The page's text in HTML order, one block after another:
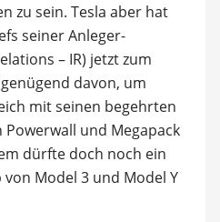
zu sein. Tesla aber hat
seiner Anleger-
– IR) jetzt zum
davon, um
mit seinen begehrten
und Megapack
dürfte doch noch ein
Model 3 und Model Y